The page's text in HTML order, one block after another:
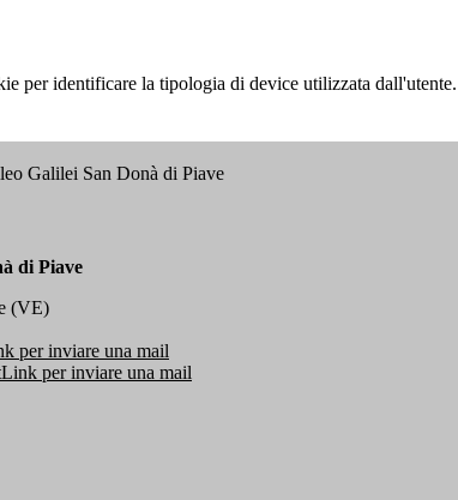
per identificare la tipologia di device utilizzata dall'utente.
Galilei San Donà di Piave
di Piave
(VE)
per inviare una mail
Link per inviare una mail